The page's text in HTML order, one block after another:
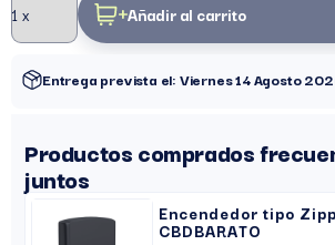
Añadir al carrito
Entrega prevista el: Viernes 14 Agosto
Productos comprados
juntos
Encendedor tipo
CBDBARATO